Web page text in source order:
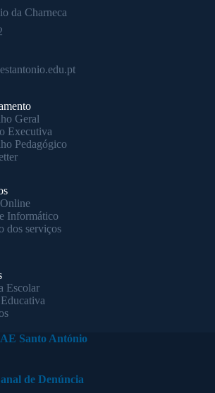
da Charneca
Geral
Executiva
Pedagógico
Informático
dos serviços
Escolar
Santo António
de Denúncia